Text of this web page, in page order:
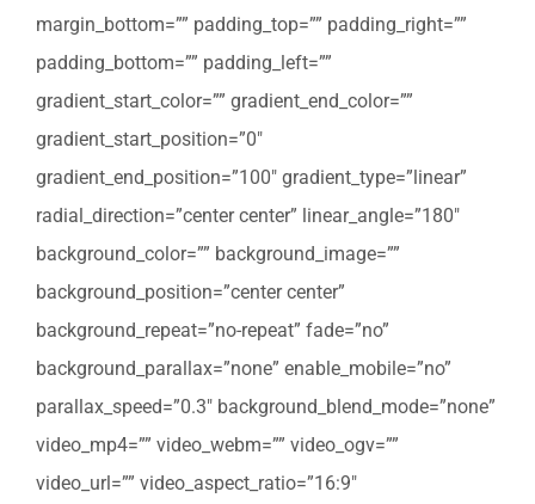
margin_bottom=”” padding_top=”” padding_right=””
padding_bottom=”” padding_left=””
gradient_start_color=”” gradient_end_color=””
gradient_start_position=”0″
gradient_end_position=”100″ gradient_type=”linear”
radial_direction=”center center” linear_angle=”180″
background_color=”” background_image=””
background_position=”center center”
background_repeat=”no-repeat” fade=”no”
background_parallax=”none” enable_mobile=”no”
parallax_speed=”0.3″ background_blend_mode=”none”
video_mp4=”” video_webm=”” video_ogv=””
video_url=”” video_aspect_ratio=”16:9″